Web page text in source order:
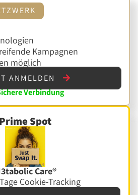
Kampagnen
möglich
ANMELDEN
Verbindung
Prime Spot
Care®
Cookie-Tracking